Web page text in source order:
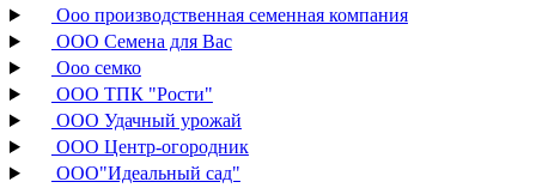
Ооо производственная семенная компания
ООО Семена для Вас
Ооо семко
ООО ТПК "Рости"
ООО Удачный урожай
ООО Центр-огородник
ООО"Идеальный сад"